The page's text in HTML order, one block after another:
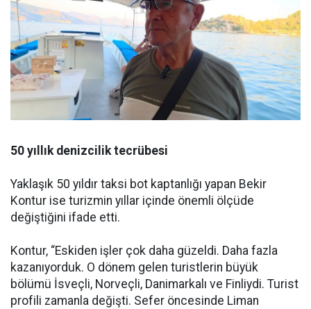
50 yıllık denizcilik tecrübesi
Yaklaşık 50 yıldır taksi bot kaptanlığı yapan Bekir
Kontur ise turizmin yıllar içinde önemli ölçüde
değiştiğini ifade etti.
Kontur, “Eskiden işler çok daha güzeldi. Daha fazla
kazanıyorduk. O dönem gelen turistlerin büyük
bölümü İsveçli, Norveçli, Danimarkalı ve Finliydi. Turist
profili zamanla değişti. Sefer öncesinde Liman